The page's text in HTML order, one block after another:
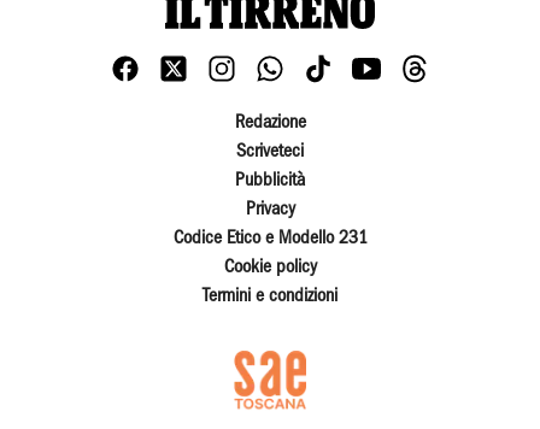
Redazione
Scriveteci
Pubblicità
Privacy
Codice Etico e Modello 231
Cookie policy
Termini e condizioni